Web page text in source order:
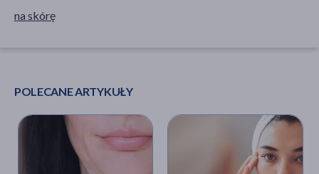
na skórę
POLECANE ARTYKUŁY